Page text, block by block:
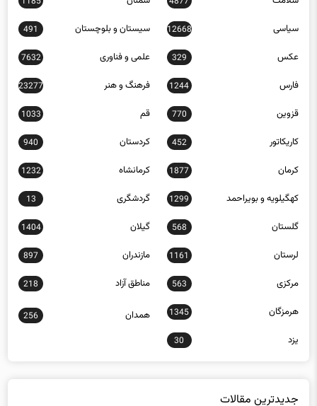
سیاسی 12668 سیستان و بلوچستان 491
عکس 329 علمی و فناوری 7632
فارس 1244 فرهنگ و هنر 23277
قزوین 770 قم 1033
کاریکاتور 452 کردستان 940
کرمان 1877 کرمانشاه 1232
کهگیلویه و بویراحمد 1299 گردشگری 13
گلستان 568 گیلان 1404
لرستان 1161 مازندران 897
مرکزی 563 مناطق آزاد 218
هرمزگان 1345
256
یزد 30